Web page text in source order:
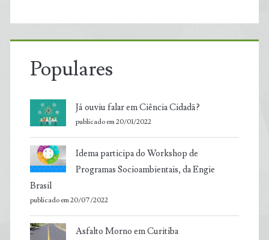
Populares
Já ouviu falar em Ciência Cidadã?
publicado em 20/01/2022
Idema participa do Workshop de
Programas Socioambientais, da Engie
Brasil
publicado em 20/07/2022
Asfalto Morno em Curitiba